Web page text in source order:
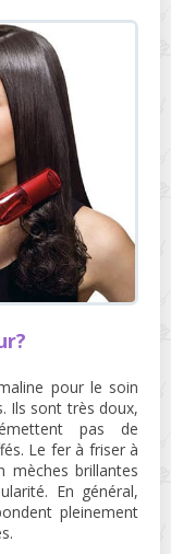
pour le soin
Ils sont très doux,
pas de
Le fer à friser à
mèches brillantes
En général,
pleinement